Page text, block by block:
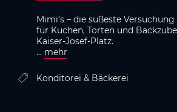
Mimi’s – die süßeste
für Kuchen, Torten und
Kaiser-Josef-Platz.
... mehr
Konditorei & Bäckerei